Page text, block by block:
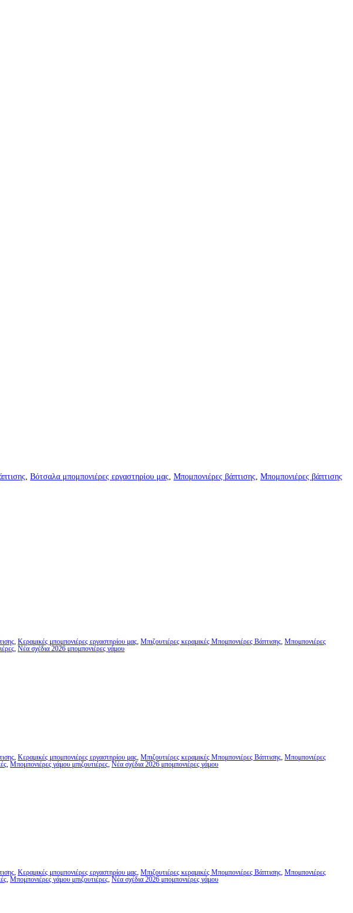
, Βότσαλα μπομπονιέρες εργαστηρίου μας, Μπομπονιέρες βάπτισης, Μπομπονιέρες βάπτισης
, Κεραμικές μπομπονιέρες εργαστηρίου μας, Μπιζουτιέρες κεραμικές Μπομπονιέρες Βάπτισης, Μπομπονιέρες
, Νέα σχέδια 2026 μπομπονιέρες γάμου
Κεραμικές μπομπονιέρες εργαστηρίου μας Μπιζουτιέρες κεραμικές Μπομπονιέρες Βάπτισης Μπομπονιέρες
Μπομπονιέρες γάμου μπιζουτιέρες Νέα σχέδια 2026 μπομπονιέρες γάμου
, Κεραμικές μπομπονιέρες εργαστηρίου μας, Μπιζουτιέρες κεραμικές Μπομπονιέρες Βάπτισης, Μπομπονιέρες
, Μπομπονιέρες γάμου μπιζουτιέρες, Νέα σχέδια 2026 μπομπονιέρες γάμου